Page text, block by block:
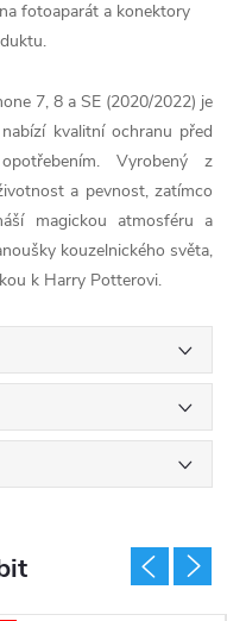
fotoaparát a konektory
7, 8 a SE (2020/2022) je
kvalitní ochranu před
Vyrobený z
a pevnost, zatímco
magickou atmosféru a
kouzelnického světa,
k Harry Potterovi.